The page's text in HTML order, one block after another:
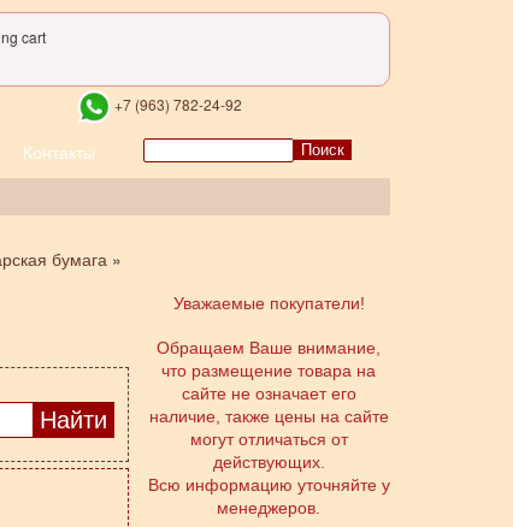
cart
+7 (963) 782-24-92
Контакты Поиск
бумага »
Уважаемые покупатели!
Обращаем Ваше внимание,
что размещение товара на
сайте не означает его
наличие, также цены на сайте
могут отличаться от
действующих.
Всю информацию уточняйте у
менеджеров.